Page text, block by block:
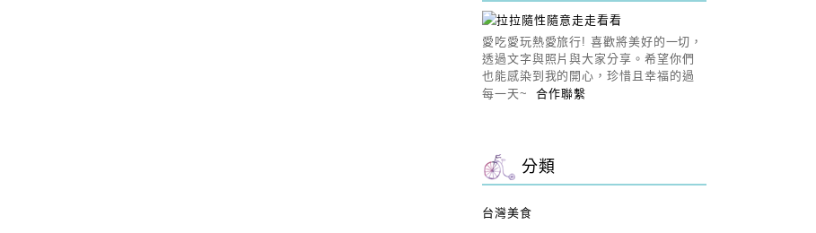
愛吃愛玩熱愛旅行! 喜歡將美好的一切，
透過文字與照片與大家分享。希望你們
也能感染到我的開心，珍惜且幸福的過
每一天~合作聯繫
分類
台灣美食